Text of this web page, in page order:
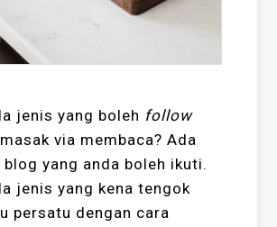
jenis yang boleh follow
via membaca? Ada
blog yang anda boleh ikuti.
jenis yang kena tengok
persatu dengan cara